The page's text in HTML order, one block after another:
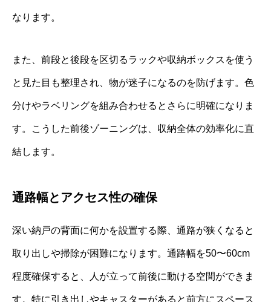
なります。
また、前段と後段を区切るラックや収納ボックスを使う
と見た目も整理され、物が迷子になるのを防げます。色
分けやラベリングを組み合わせるとさらに明確になりま
す。こうした前後ゾーニングは、収納全体の効率化に直
結します。
通路幅とアクセス性の確保
深い納戸の背面に何かを設置する際、通路が狭くなると
取り出しや掃除が困難になります。通路幅を50〜60cm
程度確保すると、人が立って前後に動ける空間ができま
す。特に引き出しやキャスターがあると前方にスペース